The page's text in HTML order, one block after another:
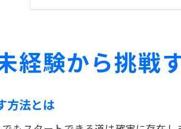
土木工学技師に必
キャリアアップを叶える
土木資格取得で年収
経験から挑戦
方法とは